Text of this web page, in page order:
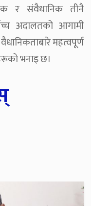
र संवैधानिक तीनै
अदालतको आगामी
महत्वपूर्ण
भनाइ छ।